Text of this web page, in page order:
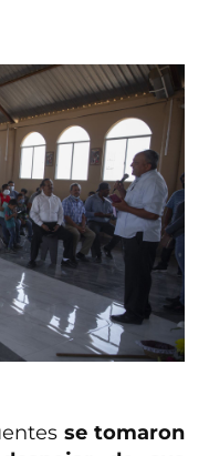
se tomaron